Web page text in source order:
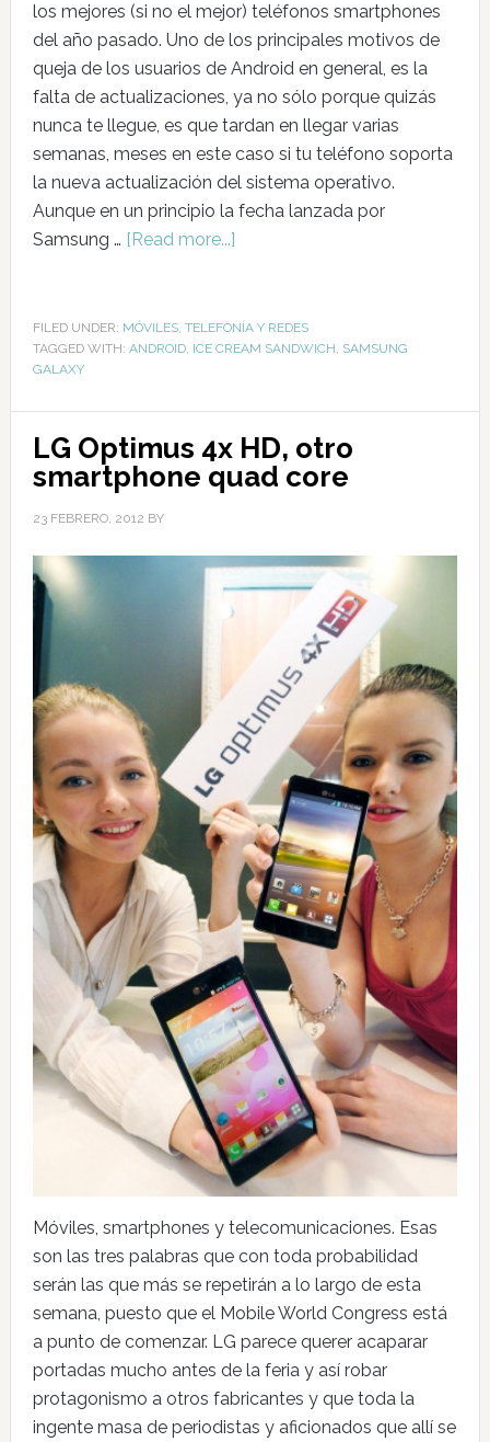
los mejores (si no el mejor) teléfonos smartphones
del año pasado. Uno de los principales motivos de
queja de los usuarios de Android en general, es la
falta de actualizaciones, ya no sólo porque quizás
nunca te llegue, es que tardan en llegar varias
semanas, meses en este caso si tu teléfono soporta
la nueva actualización del sistema operativo.
Aunque en un principio la fecha lanzada por
Samsung … [Read more...]
FILED UNDER: MÓVILES, TELEFONÍA Y REDES
TAGGED WITH: ANDROID, ICE CREAM SANDWICH, SAMSUNG
GALAXY
LG Optimus 4x HD, otro
smartphone quad core
23 FEBRERO, 2012 BY
Móviles, smartphones y telecomunicaciones. Esas
son las tres palabras que con toda probabilidad
serán las que más se repetirán a lo largo de esta
semana, puesto que el Mobile World Congress está
a punto de comenzar. LG parece querer acaparar
portadas mucho antes de la feria y así robar
protagonismo a otros fabricantes y que toda la
ingente masa de periodistas y aficionados que allí se